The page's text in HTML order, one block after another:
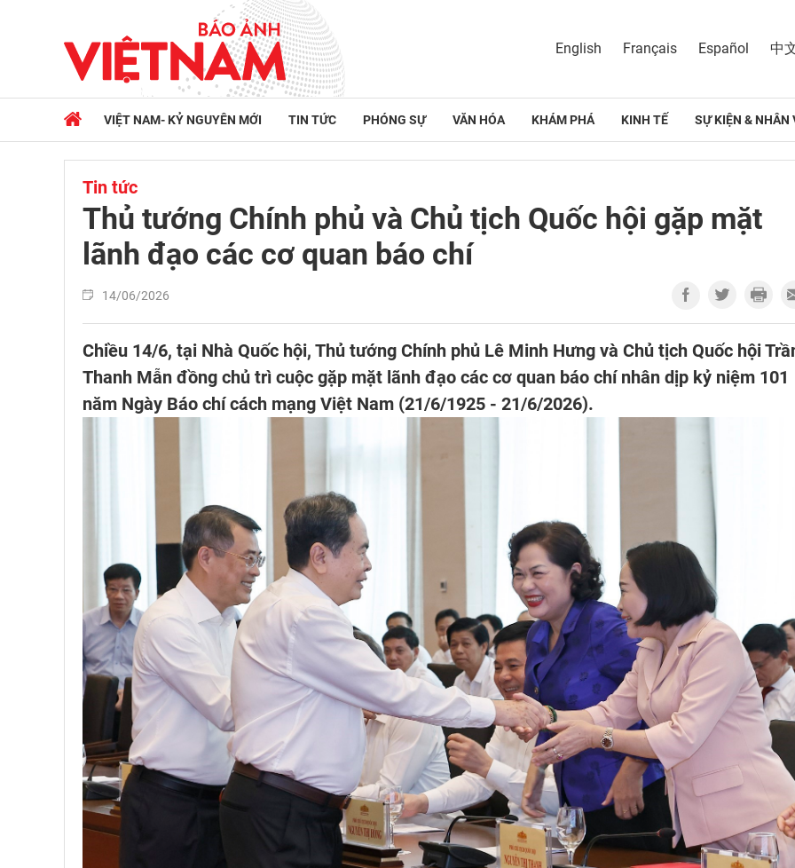
English Français Español 中
VIỆT NAM- KỶ NGUYÊN MỚI TIN TỨC PHÓNG SỰ VĂN HÓA KHÁM PHÁ KINH TẾ SỰ KIỆN & NHÂN
Tin tức
Thủ tướng Chính phủ và Chủ tịch Quốc hội gặp mặt
lãnh đạo các cơ quan báo chí
14/06/2026
Chiều 14/6, tại Nhà Quốc hội, Thủ tướng Chính phủ Lê Minh Hưng và Chủ tịch Quốc hội
Thanh Mẫn đồng chủ trì cuộc gặp mặt lãnh đạo các cơ quan báo chí nhân dịp kỷ niệm 101
năm Ngày Báo chí cách mạng Việt Nam (21/6/1925 - 21/6/2026).